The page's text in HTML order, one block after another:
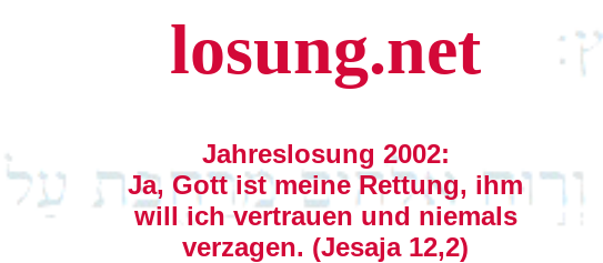
losung.net
Jahreslosung 2002:
Ja, Gott ist meine Rettung, ihm
will ich vertrauen und niemals
verzagen. (Jesaja 12,2)